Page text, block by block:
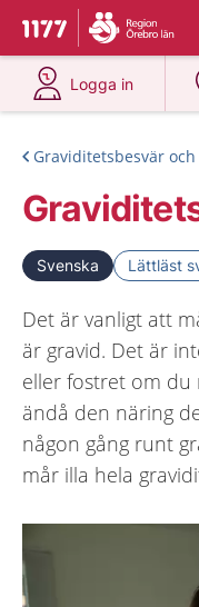
Till startsidan för 1177
Du har valt
Logga in
på 1177.se
Graviditetsbesvär
Svenska Lättläst
Det är vanligt att
är gravid. Det är
eller fostret om du
ändå den näring
någon gång runt
mår illa hela